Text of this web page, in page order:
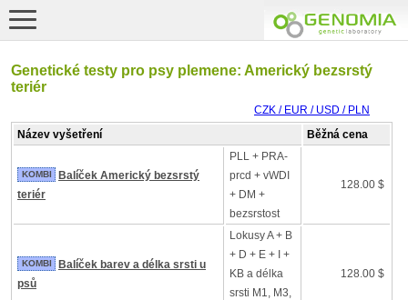
Genetické testy pro psy plemene: Americký bezsrstý
teriér
CZK / EUR / USD / PLN
Název vyšetření
Běžná cena
KOMBI
Balíček Americký bezsrstý
teriér
PLL + PRA-
prcd + vWDI
+ DM +
bezsrstost
128.00 $
KOMBI
Balíček barev a délka srsti u
psů
Lokusy A + B
+ D + E + I +
KB a délka
srsti M1, M3,
128.00 $